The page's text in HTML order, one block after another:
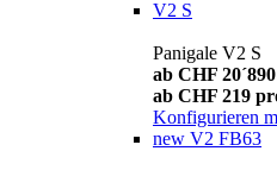
V2 S
Panigale V2 S
ab CHF 20´890
ab CHF 219
Konfigurieren
new V2 FB63